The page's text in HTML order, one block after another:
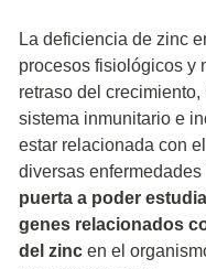
La deficiencia de zinc
procesos fisiológicos y
retraso del
sistema inmunitario e
estar relacionada con
diversas enfermedades
puerta a poder
genes relacionados
del zinc en el